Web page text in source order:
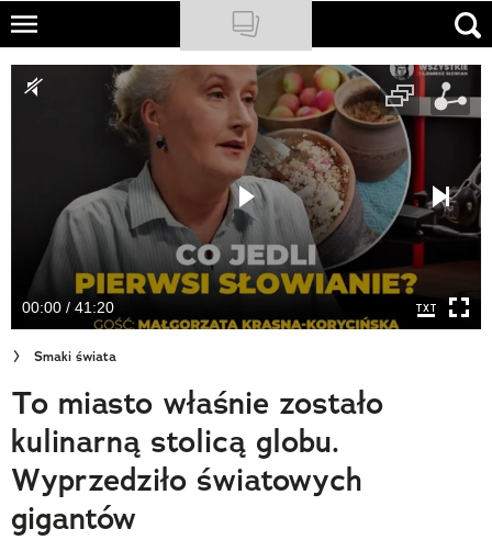
Skip
main
NATIONAL GEOGRAPHIC
Newsletter
Cuda Polski
Wielki Konkurs Fotograficzny
Trendbook Podróżniczy
Polecane
00:00 / 41:20
Smaki świata
To miasto właśnie zostało
kulinarną stolicą globu.
Wyprzedziło światowych
gigantów